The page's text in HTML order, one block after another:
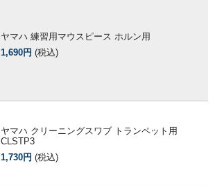
ヤマハ 練習用マウスピース ホルン用
1,690円 (税込)
ヤマハ クリーニングスワブ トランペット用
CLSTP3
1,730円 (税込)